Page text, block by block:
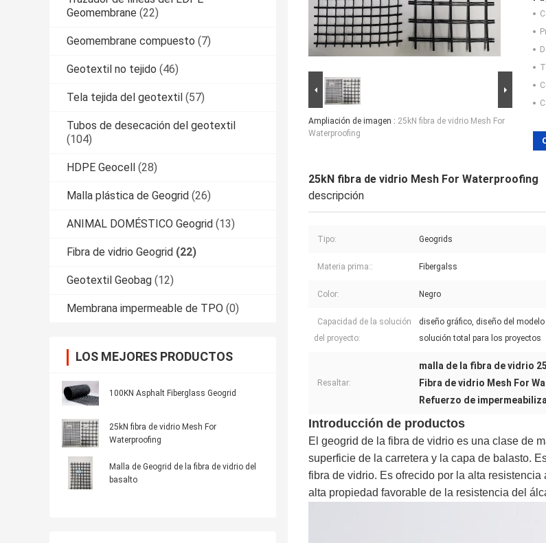
Geomembrane (22)
Geomembrane compuesto (7)
Geotextil no tejido (46)
Tela tejida del geotextil (57)
Tubos de desecación del geotextil
(104)
HDPE Geocell (28)
Malla plástica de Geogrid (26)
ANIMAL DOMÉSTICO Geogrid (13)
Fibra de vidrio Geogrid (22)
Geotextil Geobag (12)
Membrana impermeable de TPO (0)
LOS MEJORES PRODUCTOS
100KN Asphalt Fiberglass Geogrid
25kN fibra de vidrio Mesh For
Waterproofing
Malla de Geogrid de la fibra de vidrio del
basalto
Ampliación de imagen : 25kN fibra de vidrio Mesh For
Waterproofing
25kN fibra de vidrio Mesh For Waterproofing
descripción
Tipo: Geogrids
Materia prima:: Fibergalss
Color: Negro
Capacidad de la solución
del proyecto:
diseño gráfico, diseño del modelo
solución total para los proyectos
Resaltar:
malla de la fibra de vidrio
Fibra de vidrio Mesh For
Refuerzo de
Introducción de productos
El geogrid de la fibra de vidrio es una clase de
superficie de la carretera y la capa de balasto.
fibra de vidrio. Es ofrecido por la alta
alta propiedad favorable de la resistencia del